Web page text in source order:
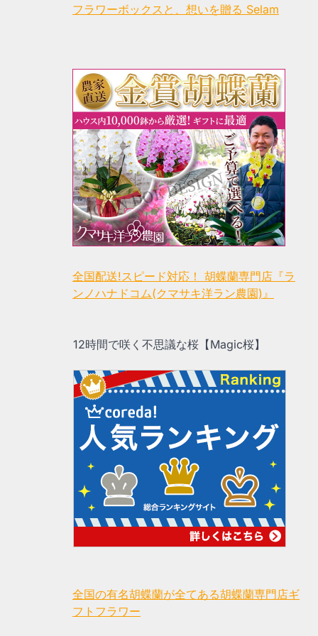
フラワーボックスと、想いを贈る Selam
全国配送!スピード対応！ 胡蝶蘭専門店『ラ
ンノハナドコム(クマサキ洋ラン農園)』
12時間で咲く不思議な桜【Magic桜】
全国の有名胡蝶蘭が全てある胡蝶蘭専門店ギ
フトフラワー